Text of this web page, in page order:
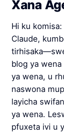
Xana
Hi ku
Claude,
blog ya
ya wena, u
naswona
layicha
ya wena.
pfuxeta ivi u